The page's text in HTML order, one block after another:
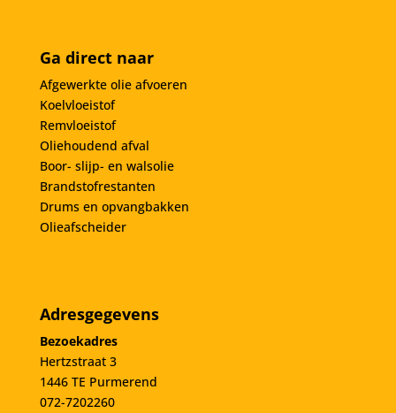
Ga direct naar
Afgewerkte olie afvoeren
Koelvloeistof
Remvloeistof
Oliehoudend afval
Boor- slijp- en walsolie
Brandstofrestanten
Drums en opvangbakken
Olieafscheider
Adresgegevens
Bezoekadres
Hertzstraat 3
1446 TE Purmerend
072-7202260